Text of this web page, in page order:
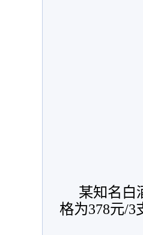
某知名白
格为378元/3